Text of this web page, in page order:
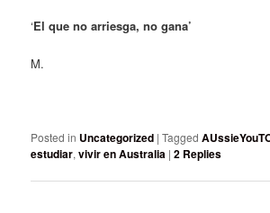
‘El que no arriesga, no gana’
M.
Posted in Uncategorized |Tagged
estudiar,vivir en Australia |2 Replies